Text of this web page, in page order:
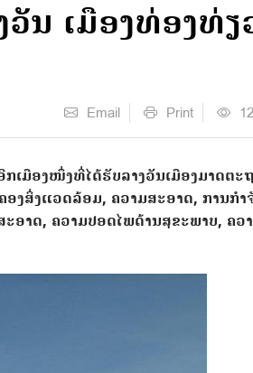
ນ ເມືອງທ່ອງທ່ຽ
Email Print
ເມືອງໜຶ່ງທີ່ໄດ້ຮັບລາງວັນເມືອງມາດຕະ
ອງສິ່ງແວດລ້ອມ, ຄວາມສະອາດ, ການກຳ
ອາດ, ຄວາມປອດໄພດ້ານສຸຂະພາບ, ຄວ